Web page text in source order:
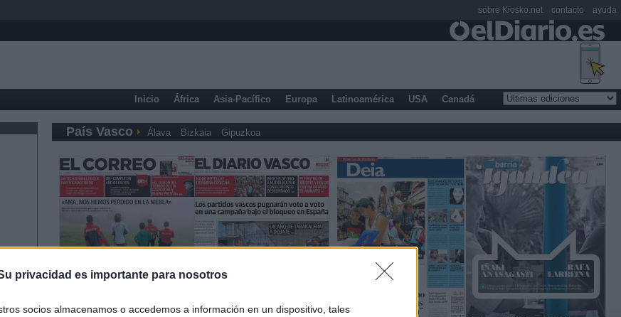
privacidad es importante para nosotros
socios almacenamos o accedemos a información en un dispositivo, tales
Inicio África Asia-Pacífico Europa Latinoamérica USA Canadá
País Vasco Álava Bizkaia Gipuzkoa
sobre Kiosko.net contacto ayuda